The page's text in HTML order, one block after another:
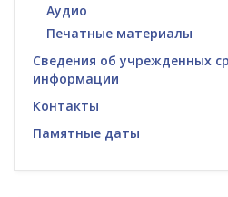
Аудио
Печатные материалы
Сведения об учрежденных
информации
Контакты
Памятные даты